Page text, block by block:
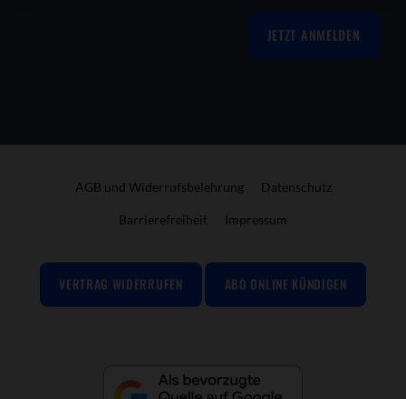
JETZT ANMELDEN
AGB und Widerrufsbelehrung Datenschutz
Barrierefreiheit Impressum
VERTRAG WIDERRUFEN ABO ONLINE KÜNDIGEN